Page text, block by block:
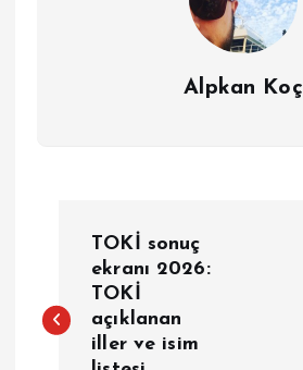
Alpkan Koç
z
TOKİ sonuç
ekranı 2026:
TOKİ
açıklanan
iller ve isim